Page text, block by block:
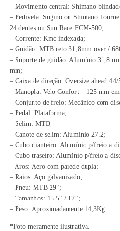
– Movimento central: Shimano
– Pedivela: Sugino ou Shimano
24 dentes ou Sun Race FCM-500;
– Corrente: Kmc indexada;
– Guidão: MTB reto 31,8mm over /
– Suporte de guidão: Alumínio 31,8
mm;
– Caixa de direção: Oversize ahead
– Manopla: Velo Confort – 125 mm
– Conjunto de freio: Mecânico com
– Pedal: Plataforma;
– Selim: MTB;
– Canote de selim: Alumínio 27.2;
– Cubo dianteiro: Alumínio p/freio a
– Cubo traseiro: Alumínio p/freio a
– Aros: Aero com parede dupla;
– Raios: Aço galvanizado;
– Pneu: MTB 29″;
– Tamanhos: 15.5″ / 17″;
– Peso: Aproximadamente 14,3Kg.
*Foto meramente ilustrativa.